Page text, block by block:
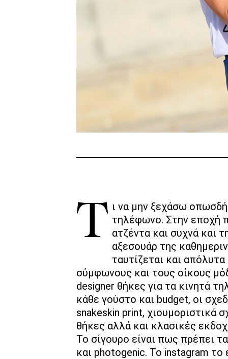
Τι να μην ξεχάσω οπωσδήποτε φεύγοντας από το σπίτι; Το κινητό τηλέφωνο. Στην εποχή
ατζέντα και συχνά και
αξεσουάρ της
ταυτίζεται και
σύμφωνους και τους οίκους
designer θήκες για τα κινητά
κάθε γούστο και budget, οι
snakeskin print, χιουμοριστικά
θήκες αλλά και κλασικές
To σίγουρο είναι πως πρέπει
και photogenic. Το instagram